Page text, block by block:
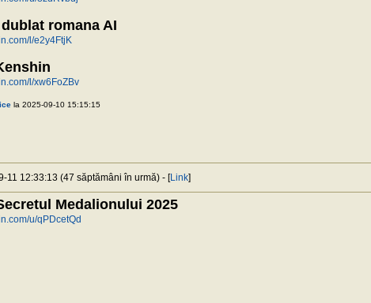
romana AI
l/e2y4FtjK
l/xw6FoZBv
la 2025-09-10 15:15:15
11 12:33:13 (47 săptămâni în urmă) - [Link]
Medalionului 2025
u/qPDcetQd